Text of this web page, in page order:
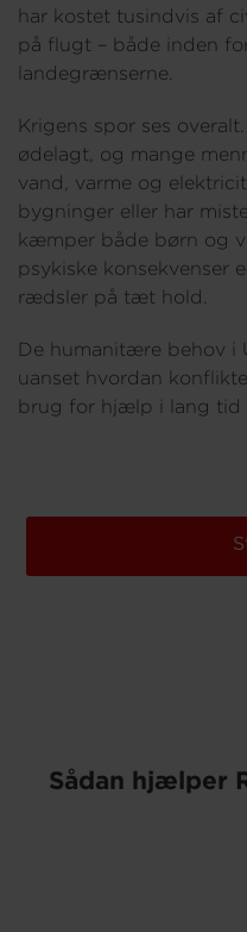
har kostet tusindvis af
på flugt – både inden
landegrænserne.
Krigens spor ses
ødelagt, og mange
vand, varme og
bygninger eller har
kæmper både børn og
psykiske konsekvenser
rædsler på tæt hold.
De humanitære behov i
uanset hvordan
brug for hjælp i lang tid
Sådan hjælper